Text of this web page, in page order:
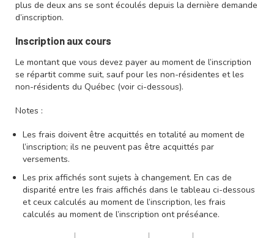
plus de deux ans se sont écoulés depuis la dernière demande
d’inscription.
Inscription aux cours
Le montant que vous devez payer au moment de l’inscription
se répartit comme suit, sauf pour les non-résidentes et les
non-résidents du Québec (voir ci-dessous).
Notes :
Les frais doivent être acquittés en totalité au moment de
l’inscription; ils ne peuvent pas être acquittés par
versements.
Les prix affichés sont sujets à changement. En cas de
disparité entre les frais affichés dans le tableau ci-dessous
et ceux calculés au moment de l’inscription, les frais
calculés au moment de l’inscription ont préséance.